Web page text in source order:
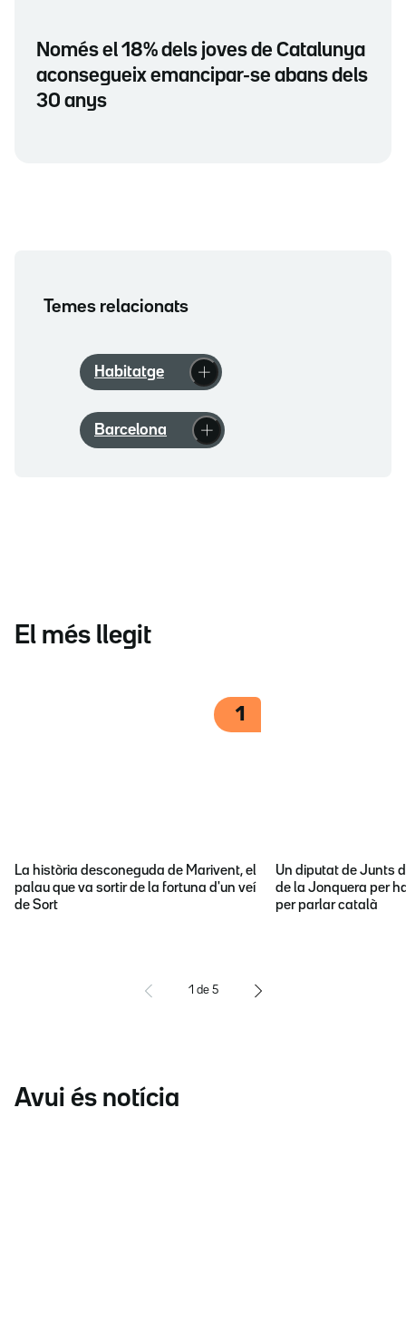
Només el 18% dels joves de Catalunya
aconsegueix emancipar-se abans dels
30 anys
Temes relacionats
Habitatge
Barcelona
El més llegit
1
La història desconeguda de Marivent, el
palau que va sortir de la fortuna d'un veí
de Sort
Un diputat de Junts
de la Jonquera per
per parlar català
1 de 5
Avui és notícia